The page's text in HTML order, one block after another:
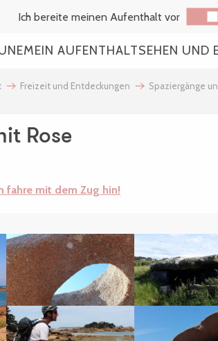
Ich bereite meinen Aufenthalt vor
MEIN AUFENTHALTSEHEN UND
Freizeit und Entdeckungen Spaziergänge
Rose
fahre mit dem Zug hin!